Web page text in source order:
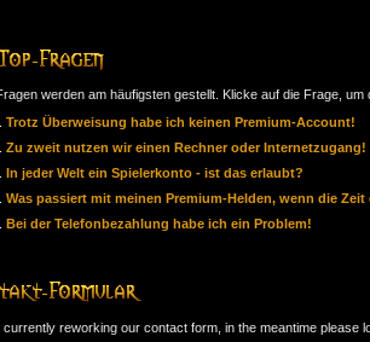
werden am häufigsten gestellt. Klicke auf die Frage, um
Trotz Überweisung habe ich keinen Premium-Account!
Zu zweit nutzen wir einen Rechner oder Internetzugang!
In jeder Welt ein Spielerkonto - ist das erlaubt?
Was passiert mit meinen Premium-Helden, wenn die
Bei der Telefonbezahlung habe ich ein Problem!
currently reworking our contact form, in the meantime please